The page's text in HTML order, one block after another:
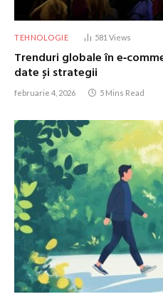
TEHNOLOGIE 581 Views
Trenduri globale în
date și strategii
februarie 4, 2026 5 Mins Read